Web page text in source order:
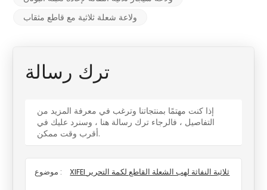
ولاعة شعلة ثلاثية مع قاطع مثقاب
ترك رسالة
إذا كنت مهتمًا بمنتجاتنا وترغب في معرفة المزيد من
التفاصيل ، فالرجاء ترك رسالة هنا ، وسنرد عليك في
أقرب وقت ممكن.
موضوع : XIFEI ثلاثية النفاثة لهب الشعلة القاطع لكمة التحرير